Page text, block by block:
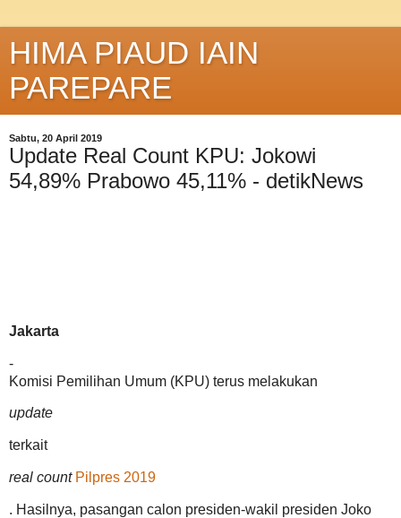
HIMA PIAUD IAIN
PAREPARE
Sabtu, 20 April 2019
Update Real Count KPU: Jokowi
54,89% Prabowo 45,11% - detikNews
Jakarta
-
Komisi Pemilihan Umum (KPU) terus melakukan
update
terkait
real count Pilpres 2019
. Hasilnya, pasangan calon presiden-wakil presiden Joko